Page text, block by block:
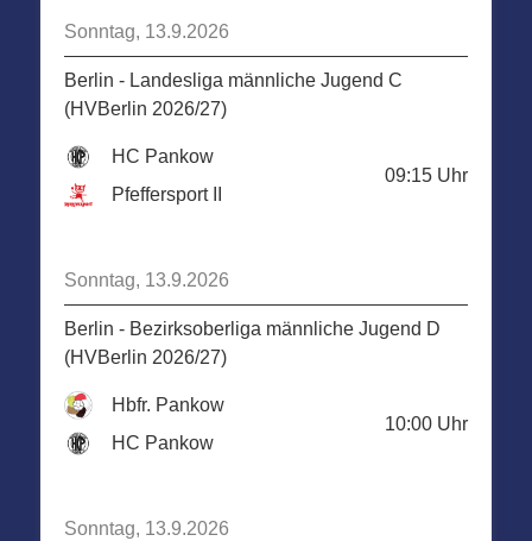
Sonntag, 13.9.2026
Berlin - Landesliga männliche Jugend C
(HVBerlin 2026/27)
HC Pankow
Pfeffersport II
09:15 Uhr
Sonntag, 13.9.2026
Berlin - Bezirksoberliga männliche Jugend D
(HVBerlin 2026/27)
Hbfr. Pankow
HC Pankow
10:00 Uhr
Sonntag, 13.9.2026